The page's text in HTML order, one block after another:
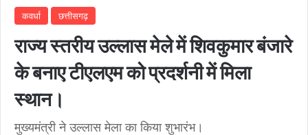
कवर्धा छत्तीसगढ़
राज्य स्तरीय उल्लास मेले में शिवकुमार बंजारे
के बनाए टीएलएम को प्रदर्शनी में मिला
स्थान।
मुख्यमंत्री ने उल्लास मेला का किया शुभारंभ।